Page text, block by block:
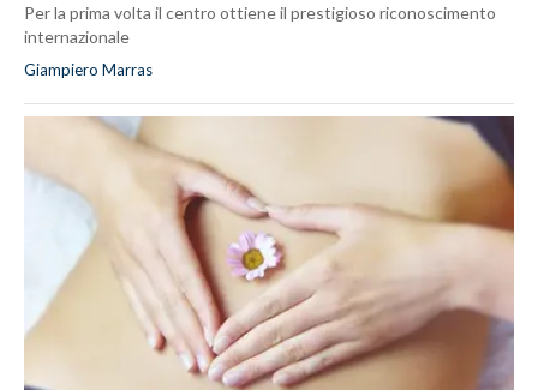
Per la prima volta il centro ottiene il prestigioso riconoscimento
internazionale
Giampiero Marras